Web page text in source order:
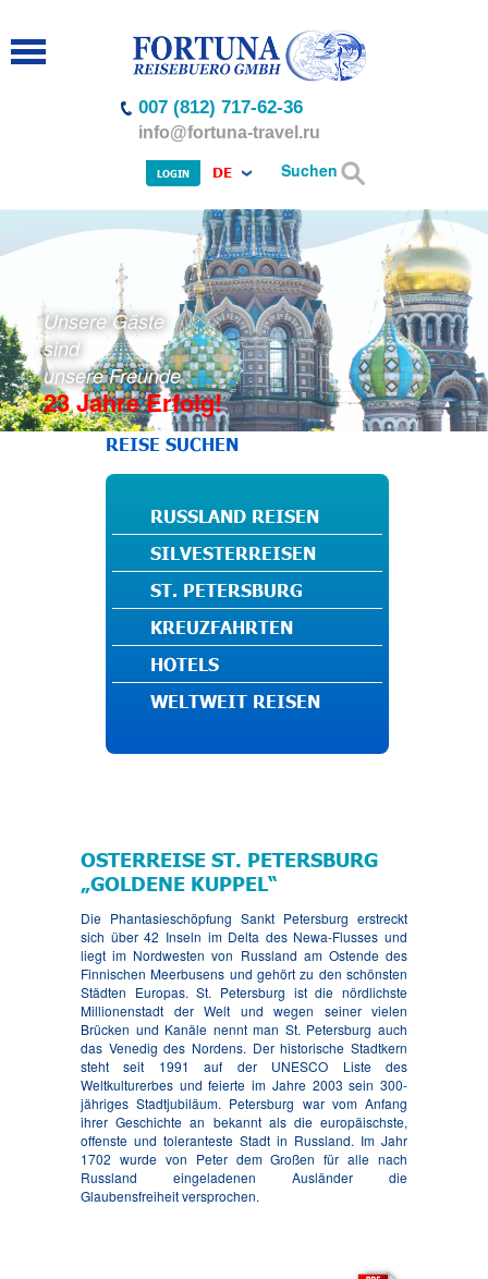
Suchen
007 (812) 717-62-36
info@fortuna-travel.ru
LOGIN DE
Unsere Gäste
sind
unsere Freunde
23 Jahre Erfolg!
REISE SUCHEN
RUSSLAND REISEN
SILVESTERREISEN
ST. PETERSBURG
KREUZFAHRTEN
HOTELS
WELTWEIT REISEN
OSTERREISE ST. PETERSBURG
„GOLDENE KUPPEL“
Die Phantasieschöpfung Sankt Petersburg erstreckt
sich über 42 Inseln im Delta des Newa-Flusses und
liegt im Nordwesten von Russland am Ostende des
Finnischen Meerbusens und gehört zu den schönsten
Städten Europas. St. Petersburg ist die nördlichste
Millionenstadt der Welt und wegen seiner vielen
Brücken und Kanäle nennt man St. Petersburg auch
das Venedig des Nordens. Der historische Stadtkern
steht seit 1991 auf der UNESCO Liste des
Weltkulturerbes und feierte im Jahre 2003 sein 300-
jähriges Stadtjubiläum. Petersburg war vom Anfang
ihrer Geschichte an bekannt als die europäischste,
offenste und toleranteste Stadt in Russland. Im Jahr
1702 wurde von Peter dem Großen für alle nach
Russland eingeladenen Ausländer die
Glaubensfreiheit versprochen.